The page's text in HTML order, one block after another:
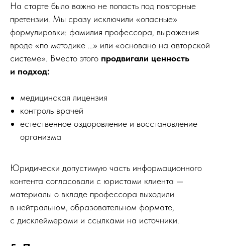
На старте было важно не попасть под повторные
претензии. Мы сразу исключили «опасные»
формулировки: фамилия профессора, выражения
вроде «по методике …» или «основано на авторской
системе». Вместо этого продвигали ценность
и подход:
медицинская лицензия
контроль врачей
естественное оздоровление и восстановление
организма
Юридически допустимую часть информационного
контента согласовали с юристами клиента —
материалы о вкладе профессора выходили
в нейтральном, образовательном формате,
с дисклеймерами и ссылками на источники.